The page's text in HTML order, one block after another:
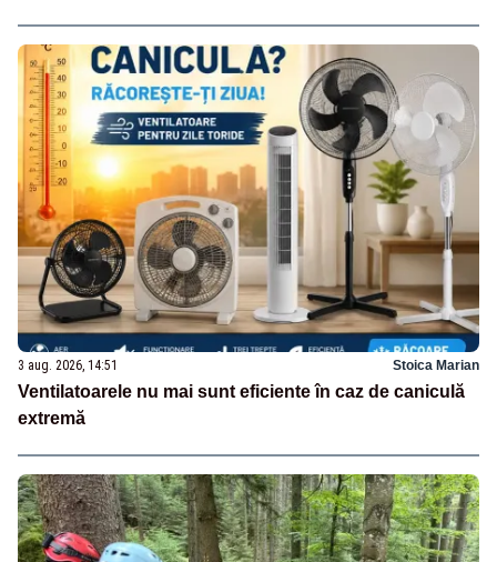
3 aug. 2026, 14:51 Stoica Marian
Ventilatoarele nu mai sunt eficiente în caz de caniculă
extremă